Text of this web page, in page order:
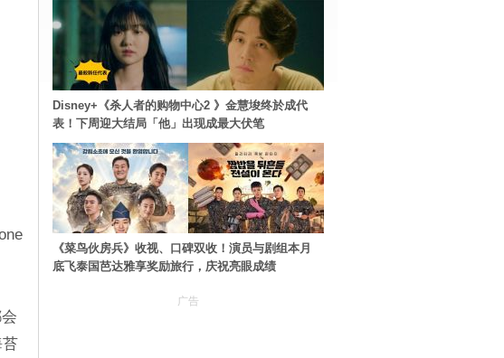
Disney+《杀人者的购物中心2 》金慧埈终於成代
表！下周迎大结局「他」出现成最大伏笔
《菜鸟伙房兵》收视、口碑双收！演员与剧组本月
底飞泰国芭达雅享奖励旅行，庆祝亮眼成绩
广告